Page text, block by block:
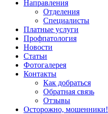
Направления
Отделения
Специалисты
Платные услуги
Профпатология
Новости
Статьи
Фотогалерея
Контакты
Как добраться
Обратная связь
Отзывы
Осторожно, мошенники!